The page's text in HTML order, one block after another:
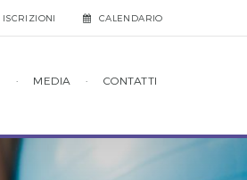
ISCRIZIONI CALENDARIO
· MEDIA · CONTATTI